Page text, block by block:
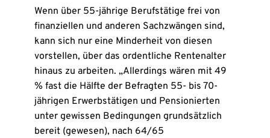
Wenn über 55-jährige Berufstätige frei von
finanziellen und anderen Sachzwängen sind,
kann sich nur eine Minderheit von diesen
vorstellen, über das ordentliche Rentenalter
hinaus zu arbeiten. „Allerdings wären mit 49
% fast die Hälfte der Befragten 55- bis 70-
jährigen Erwerbstätigen und Pensionierten
unter gewissen Bedingungen grundsätzlich
bereit (gewesen), nach 64/65